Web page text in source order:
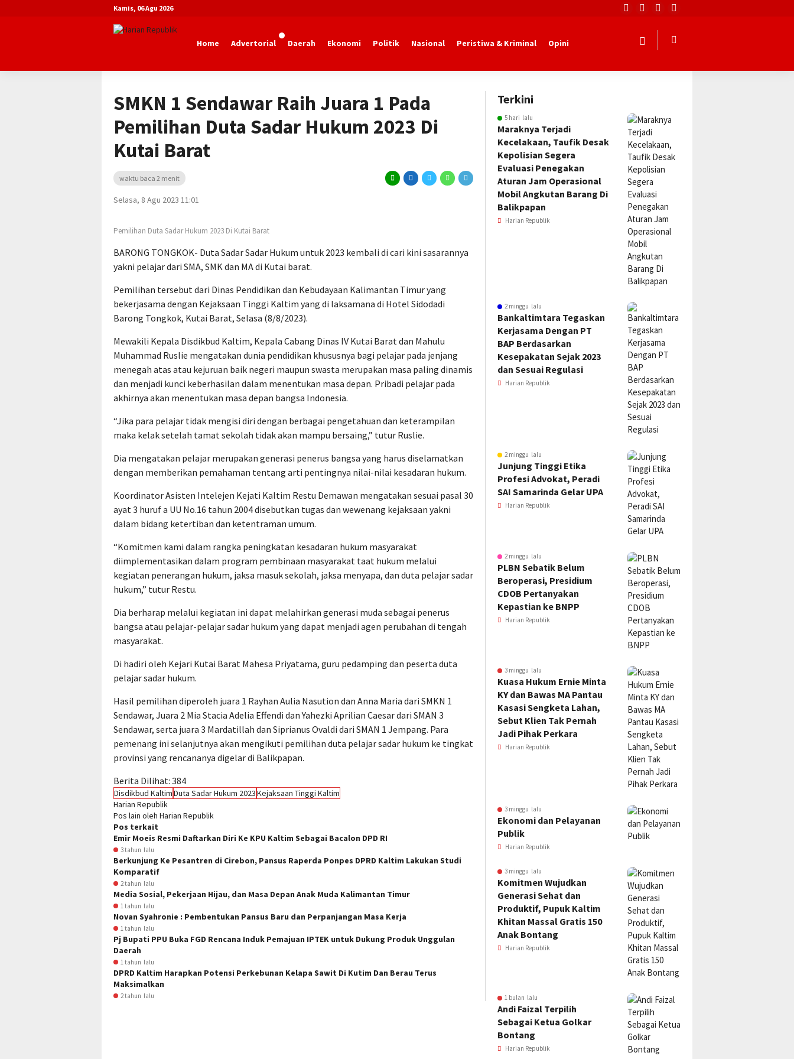
Kamis, 06 Agu 2026
Home Advertorial Daerah Ekonomi Politik Nasional Peristiwa & Kriminal Opini
SMKN 1 Sendawar Raih Juara 1 Pada
Pemilihan Duta Sadar Hukum 2023 Di
Kutai Barat
waktu baca 2 menit
Selasa, 8 Agu 2023 11:01
Pemilihan Duta Sadar Hukum 2023 Di Kutai Barat
BARONG TONGKOK- Duta Sadar Sadar Hukum untuk 2023 kembali di cari kini sasarannya
yakni pelajar dari SMA, SMK dan MA di Kutai barat.
Pemilihan tersebut dari Dinas Pendidikan dan Kebudayaan Kalimantan Timur yang
bekerjasama dengan Kejaksaan Tinggi Kaltim yang di laksamana di Hotel Sidodadi
Barong Tongkok, Kutai Barat, Selasa (8/8/2023).
Mewakili Kepala Disdikbud Kaltim, Kepala Cabang Dinas IV Kutai Barat dan Mahulu
Muhammad Ruslie mengatakan dunia pendidikan khususnya bagi pelajar pada jenjang
menegah atas atau kejuruan baik negeri maupun swasta merupakan masa paling dinamis
dan menjadi kunci keberhasilan dalam menentukan masa depan. Pribadi pelajar pada
akhirnya akan menentukan masa depan bangsa Indonesia.
“Jika para pelajar tidak mengisi diri dengan berbagai pengetahuan dan keterampilan
maka kelak setelah tamat sekolah tidak akan mampu bersaing,” tutur Ruslie.
Dia mengatakan pelajar merupakan generasi penerus bangsa yang harus diselamatkan
dengan memberikan pemahaman tentang arti pentingnya nilai-nilai kesadaran hukum.
Koordinator Asisten Intelejen Kejati Kaltim Restu Demawan mengatakan sesuai pasal 30
ayat 3 huruf a UU No.16 tahun 2004 disebutkan tugas dan wewenang kejaksaan yakni
dalam bidang ketertiban dan ketentraman umum.
“Komitmen kami dalam rangka peningkatan kesadaran hukum masyarakat
diimplementasikan dalam program pembinaan masyarakat taat hukum melalui
kegiatan penerangan hukum, jaksa masuk sekolah, jaksa menyapa, dan duta pelajar sadar
hukum,” tutur Restu.
Dia berharap melalui kegiatan ini dapat melahirkan generasi muda sebagai penerus
bangsa atau pelajar-pelajar sadar hukum yang dapat menjadi agen perubahan di tengah
masyarakat.
Di hadiri oleh Kejari Kutai Barat Mahesa Priyatama, guru pedamping dan peserta duta
pelajar sadar hukum.
Hasil pemilihan diperoleh juara 1 Rayhan Aulia Nasution dan Anna Maria dari SMKN 1
Sendawar, Juara 2 Mia Stacia Adelia Effendi dan Yahezki Aprilian Caesar dari SMAN 3
Sendawar, serta juara 3 Mardatillah dan Siprianus Ovaldi dari SMAN 1 Jempang. Para
pemenang ini selanjutnya akan mengikuti pemilihan duta pelajar sadar hukum ke tingkat
provinsi yang rencananya digelar di Balikpapan.
Berita Dilihat: 384
Disdikbud KaltimDuta Sadar Hukum 2023Kejaksaan Tinggi Kaltim
Harian Republik
Pos lain oleh Harian Republik
Pos terkait
Emir Moeis Resmi Daftarkan Diri Ke KPU Kaltim Sebagai Bacalon DPD RI
3 tahun lalu
Berkunjung Ke Pesantren di Cirebon, Pansus Raperda Ponpes DPRD Kaltim Lakukan Studi
Komparatif
2 tahun lalu
Media Sosial, Pekerjaan Hijau, dan Masa Depan Anak Muda Kalimantan Timur
1 tahun lalu
Novan Syahronie : Pembentukan Pansus Baru dan Perpanjangan Masa Kerja
1 tahun lalu
Pj Bupati PPU Buka FGD Rencana Induk Pemajuan IPTEK untuk Dukung Produk Unggulan
Daerah
1 tahun lalu
DPRD Kaltim Harapkan Potensi Perkebunan Kelapa Sawit Di Kutim Dan Berau Terus
Maksimalkan
2 tahun lalu
Terkini
5 hari lalu
Maraknya Terjadi
Kecelakaan, Taufik Desak
Kepolisian Segera
Evaluasi Penegakan
Aturan Jam Operasional
Mobil Angkutan Barang Di
Balikpapan
Harian Republik
2 minggu lalu
Bankaltimtara Tegaskan
Kerjasama Dengan PT
BAP Berdasarkan
Kesepakatan Sejak 2023
dan Sesuai Regulasi
Harian Republik
2 minggu lalu
Junjung Tinggi Etika
Profesi Advokat, Peradi
SAI Samarinda Gelar UPA
Harian Republik
2 minggu lalu
PLBN Sebatik Belum
Beroperasi, Presidium
CDOB Pertanyakan
Kepastian ke BNPP
Harian Republik
3 minggu lalu
Kuasa Hukum Ernie Minta
KY dan Bawas MA Pantau
Kasasi Sengketa Lahan,
Sebut Klien Tak Pernah
Jadi Pihak Perkara
Harian Republik
3 minggu lalu
Ekonomi dan Pelayanan
Publik
Harian Republik
3 minggu lalu
Komitmen Wujudkan
Generasi Sehat dan
Produktif, Pupuk Kaltim
Khitan Massal Gratis 150
Anak Bontang
Harian Republik
1 bulan lalu
Andi Faizal Terpilih
Sebagai Ketua Golkar
Bontang
Harian Republik